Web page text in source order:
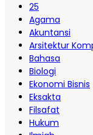
25
Agama
Akuntansi
Arsitektur
Bahasa
Biologi
Ekonomi Bisnis
Eksakta
Filsafat
Hukum